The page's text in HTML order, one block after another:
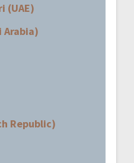
(UAE)
Arabia)
Republic)